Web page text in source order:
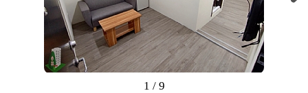
1 / 9